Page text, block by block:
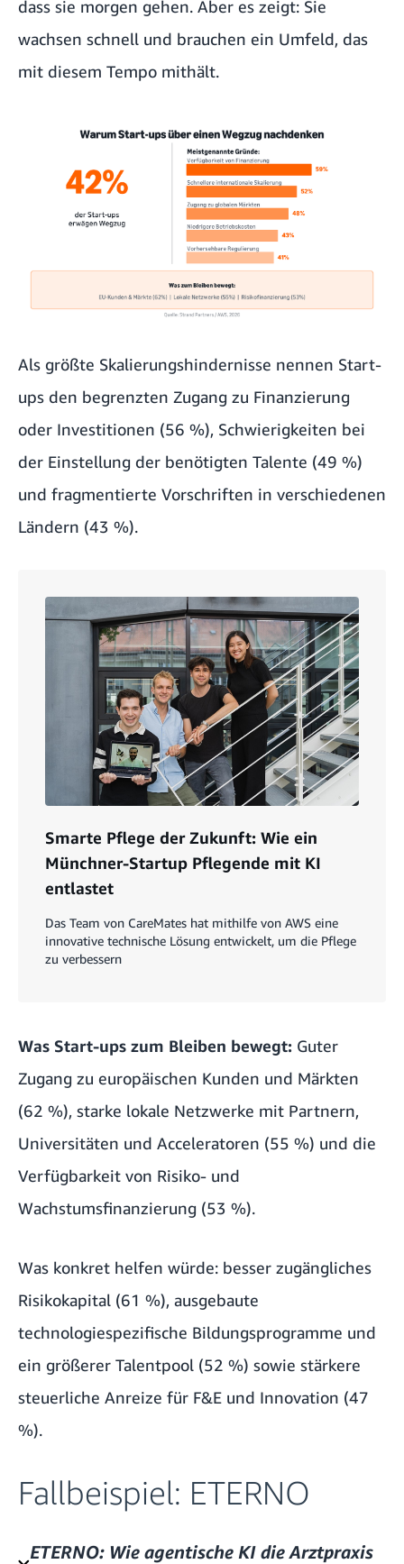
dass sie morgen gehen. Aber es zeigt: Sie
wachsen schnell und brauchen ein Umfeld, das
mit diesem Tempo mithält.
Als größte Skalierungshindernisse nennen Start-
ups den begrenzten Zugang zu Finanzierung
oder Investitionen (56 %), Schwierigkeiten bei
der Einstellung der benötigten Talente (49 %)
und fragmentierte Vorschriften in verschiedenen
Ländern (43 %).
Smarte Pflege der Zukunft: Wie ein
Münchner-Startup Pflegende mit KI
entlastet
Das Team von CareMates hat mithilfe von AWS eine
innovative technische Lösung entwickelt, um die Pflege
zu verbessern
Was Start-ups zum Bleiben bewegt: Guter
Zugang zu europäischen Kunden und Märkten
(62 %), starke lokale Netzwerke mit Partnern,
Universitäten und Acceleratoren (55 %) und die
Verfügbarkeit von Risiko- und
Wachstumsfinanzierung (53 %).
Was konkret helfen würde: besser zugängliches
Risikokapital (61 %), ausgebaute
technologiespezifische Bildungsprogramme und
ein größerer Talentpool (52 %) sowie stärkere
steuerliche Anreize für F&E und Innovation (47
%).
Fallbeispiel: ETERNO
ETERNO: Wie agentische KI die Arztpraxis